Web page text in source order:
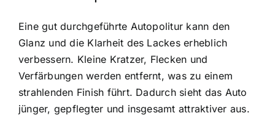
Eine gut durchgeführte Autopolitur kann den
Glanz und die Klarheit des Lackes erheblich
verbessern. Kleine Kratzer, Flecken und
Verfärbungen werden entfernt, was zu einem
strahlenden Finish führt. Dadurch sieht das Auto
jünger, gepflegter und insgesamt attraktiver aus.